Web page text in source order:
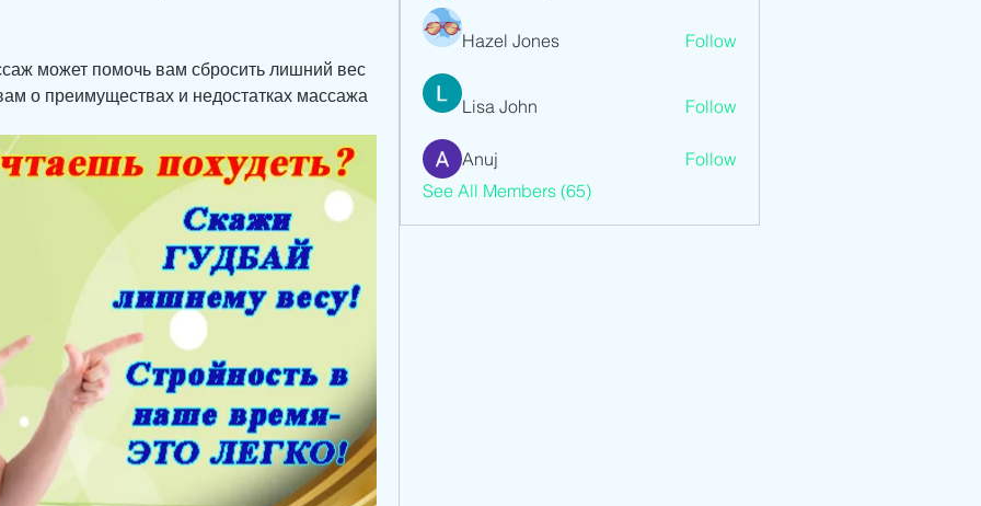
может помочь вам сбросить лишний вес
о преимуществах и недостатках массажа
Hazel Jones Follow
Lisa John Follow
Anuj
Follow
See All Members (65)